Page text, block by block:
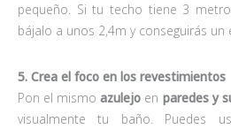
pequeño. Si tu techo tiene 3
bájalo a unos 2,4m y conseguirás
5. Crea el foco en los revestimientos
Pon el mismoazulejo en paredes y
visualmente tu baño. Puedes